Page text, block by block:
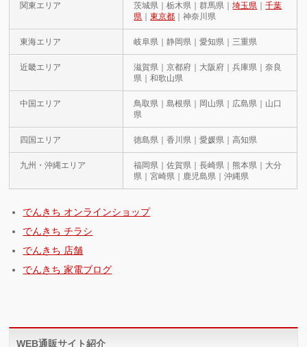
関東エリア 茨城県｜栃木県｜群馬県｜埼玉県 ｜千葉
県 ｜東京都 ｜神奈川県
東海エリア 岐阜県｜静岡県｜愛知県｜三重県
近畿エリア
滋賀県｜京都府｜大阪府｜兵庫県｜奈良
県｜和歌山県
中国エリア
鳥取県｜島根県｜岡山県｜広島県｜山口
県
四国エリア 徳島県｜香川県｜愛媛県｜高知県
九州・沖縄エリア
福岡県｜佐賀県｜長崎県｜熊本県｜大分
県｜宮崎県｜鹿児島県｜沖縄県
でんきち オンラインショップ
でんきち チラシ
でんきち 店舗
でんきち 家電ブログ
WEB通販サイト紹介